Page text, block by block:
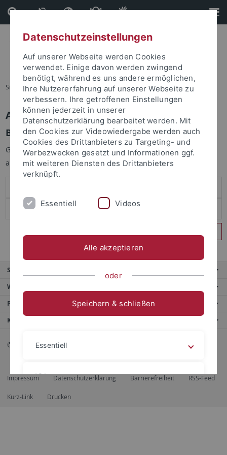
Direkt
zum
Inhalt
Direkt
zur
Fußleiste
Sie sind hier: Startseite
Anmelden
Benutzeranmeldung
Geben Sie Ihren Benutzernamen und Ihr Passwort an um sich
anzumelden:
Service
Weitere Angebote
Portale
Kontaktinfo
© 2026 Eberhard Karls Universität Tübingen, Tübingen
Impressum Datenschutzerklärung Barrierefreiheit RSS-Feed
Kurz-Link Drucken
Datenschutzeinstellungen
Auf unserer Webseite werden Cookies
verwendet. Einige davon werden zwingend
benötigt, während es uns andere ermöglichen,
Ihre Nutzererfahrung auf unserer Webseite zu
verbessern. Ihre getroffenen Einstellungen
können jederzeit in unserer
Datenschutzerklärung bearbeitet werden. Mit
den Cookies zur Videowiedergabe werden auch
Cookies des Drittanbieters zu Targeting- und
Werbezwecken gesetzt und Informationen ggf.
mit weiteren Diensten des Drittanbieters
verknüpft.
Essentiell Videos
Alle akzeptieren
oder
Speichern & schließen
Essentiell
Videos